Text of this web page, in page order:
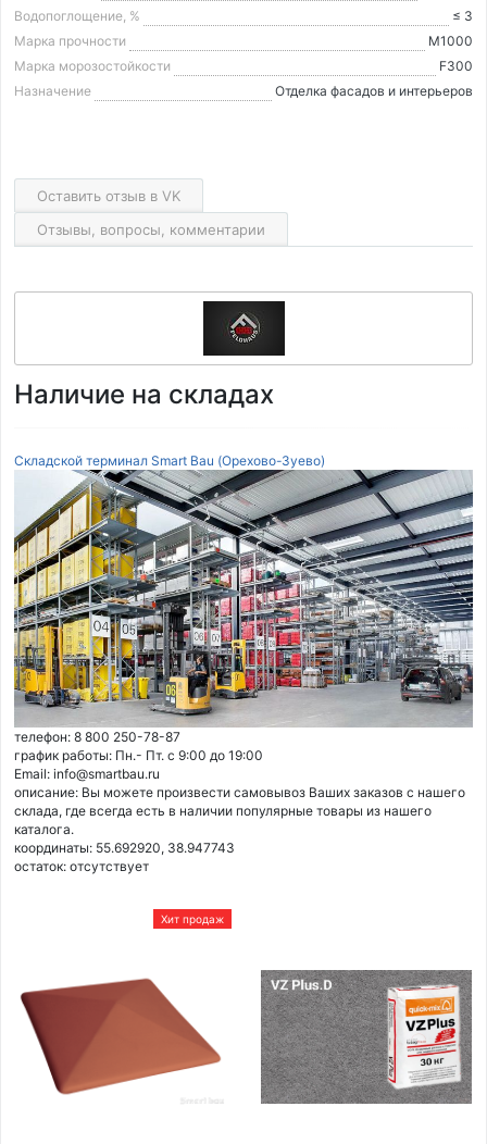
Водопоглощение, %
≤ 3
Марка прочности
М1000
Марка морозостойкости
F300
Назначение
Отделка фасадов и интерьеров
Оставить отзыв в VK
Отзывы, вопросы, комментарии
Наличие на складах
Складской терминал Smart Bau (Орехово-Зуево)
телефон: 8 800 250-78-87
график работы: Пн.- Пт. с 9:00 до 19:00
Email: info@smartbau.ru
описание: Вы можете произвести самовывоз Ваших заказов с нашего
склада, где всегда есть в наличии популярные товары из нашего
каталога.
координаты: 55.692920, 38.947743
остаток: отсутствует
Хит продаж